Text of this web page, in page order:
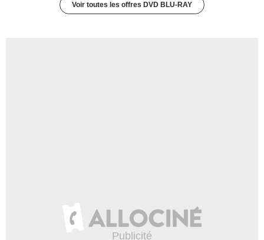
Voir toutes les offres DVD BLU-RAY